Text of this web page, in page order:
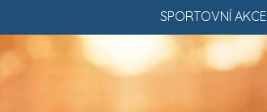
SPORTOVNÍ AKCE